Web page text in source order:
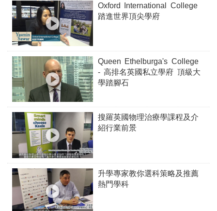
Oxford International College
踏進世界頂尖學府
Queen Ethelburga's College
- 高排名英國私立學府 頂級大
學踏腳石
搜羅英國物理治療學課程及介
紹行業前景
升學專家教你選科策略及推薦
熱門學科